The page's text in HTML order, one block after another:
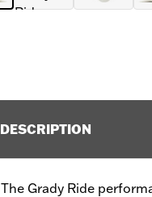
DESCRIPTION
The Grady Ride